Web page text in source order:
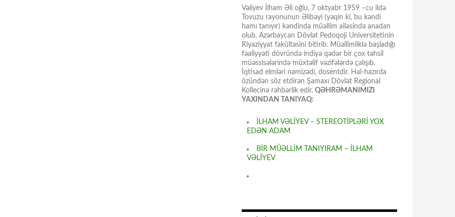
Vəliyev İlham Əli oğlu, 7 oktyabr 1959 –cu ildə
Tovuzu rayonunun Əlibəyi (yəqin ki, bu kəndi
hamı tanıyır) kəndində müəllim ailəsində anadan
olub. Azərbaycan Dövlət Pedoqoji Universitetinin
Riyaziyyat fakültəsini bitirib. Müəllimliklə başladığı
fəaliyyəti dövründə indiyə qədər bir çox təhsil
müəssisələrində müxtəlif vəzifələrdə çalışıb.
İqtisad elmləri namizədi, dosentdir. Hal-hazırda
özündən söz etdirən Şamaxı Dövlət Regional
Kollecinə rəhbərlik edir. QƏHRƏMANIMIZI
YAXINDAN TANIYAQ:
İLHAM VƏLİYEV – STEREOTİPLƏRİ YOX
EDƏN ADAM
BİR MÜƏLLİM TANIYIRAM – İLHAM
VƏLİYEV